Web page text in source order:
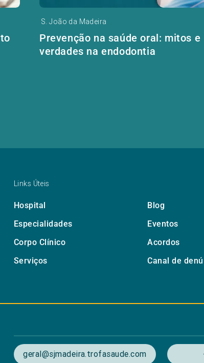
S. João da Madeira
Prevenção na saúde oral: mitos e
verdades na endodontia
Links Úteis
Hospital Blog
Especialidades
Eventos
Corpo Clínico
Acordos
Serviços
Canal de
geral@sjmadeira.trofasaude.com